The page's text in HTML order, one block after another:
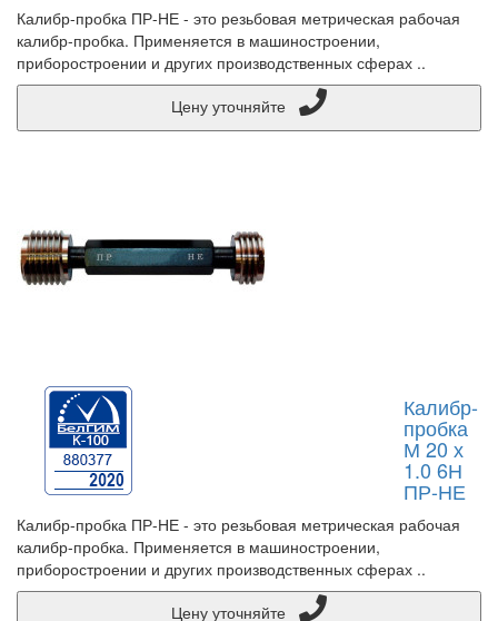
Калибр-пробка ПР-НЕ - это резьбовая метрическая рабочая
калибр-пробка. Применяется в машиностроении,
приборостроении и других производственных сферах ..
Калибр-
пробка
М 20 х
1.0 6Н
ПР-НЕ
Калибр-пробка ПР-НЕ - это резьбовая метрическая рабочая
калибр-пробка. Применяется в машиностроении,
приборостроении и других производственных сферах ..